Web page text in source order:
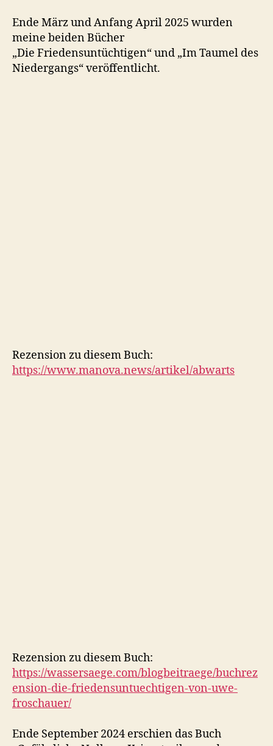
Ende März und Anfang April 2025 wurden
meine beiden Bücher
„Die Friedensuntüchtigen“ und „Im Taumel des
Niedergangs“ veröffentlicht.
Rezension zu diesem Buch:
https://www.manova.news/artikel/abwarts
Rezension zu diesem Buch:
https://wassersaege.com/blogbeitraege/buchrez
ension-die-friedensuntuechtigen-von-uwe-
froschauer/
Ende September 2024 erschien das Buch